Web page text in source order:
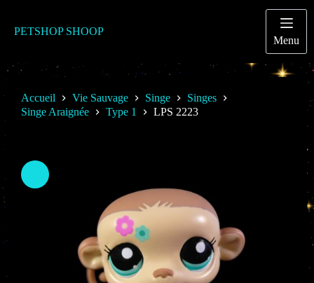
contenu
PETSHOP SHOOP
Menu
Accueil Vie Sauvage Singe
Singes
Singe Araignée
Type 1 LPS 2223